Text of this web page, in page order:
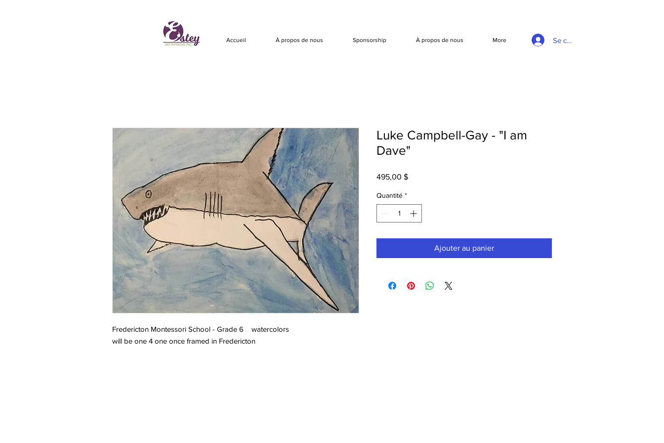
Accueil À propos de nous Sponsorship À propos de nous More Se connecter
Fredericton Montessori School - Grade 6 watercolors
will be one 4 one once framed in Fredericton
Luke Campbell-Gay - "I am
Dave"
495,00 $Prix
Quantité *
Ajouter au panier